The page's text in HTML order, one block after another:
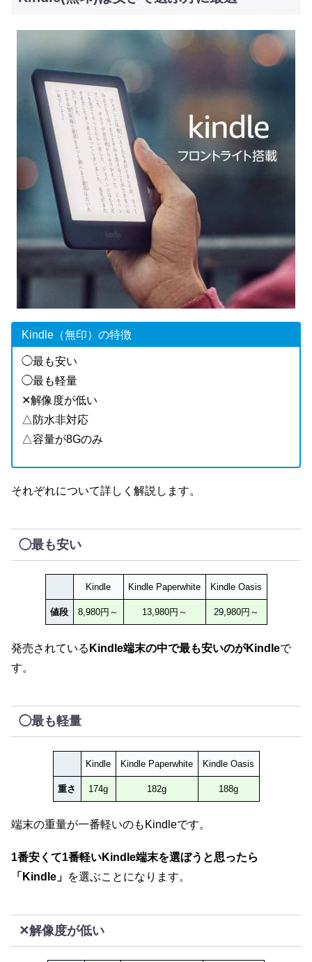
Kindle（無印）の特徴
◯最も安い
◯最も軽量
✕解像度が低い
△防水非対応
△容量が8Gのみ
それぞれについて詳しく解説します。
◯最も安い
Kindle Kindle Paperwhite Kindle Oasis
値段 8,980円～ 13,980円～ 29,980円～
発売されている Kindle端末の中で最も安いのがKindleで
す。
◯最も軽量
Kindle Kindle Paperwhite Kindle Oasis
重さ 174g 182g 188g
端末の重量が一番軽いのもKindleです。
1番安くて1番軽いKindle端末を選ぼうと思ったら
「Kindle」 を選ぶことになります。
✕解像度が低い